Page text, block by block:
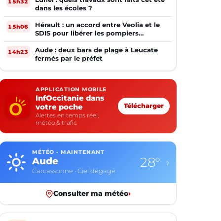
dans les écoles ?
15h06
Hérault : un accord entre Veolia et le
SDIS pour libérer les pompiers
volontaires
14h23
Aude : deux bars de plage à Leucate
fermés par le préfet
APPLICATION MOBILE
InfOccitanie dans
votre poche
Alertes en temps réel,
météo & trafic
Télécharger
MÉTÉO · MAINTENANT
Aveyron
Rodez · Plutôt dégagé
23° ›
Consulter ma météo›